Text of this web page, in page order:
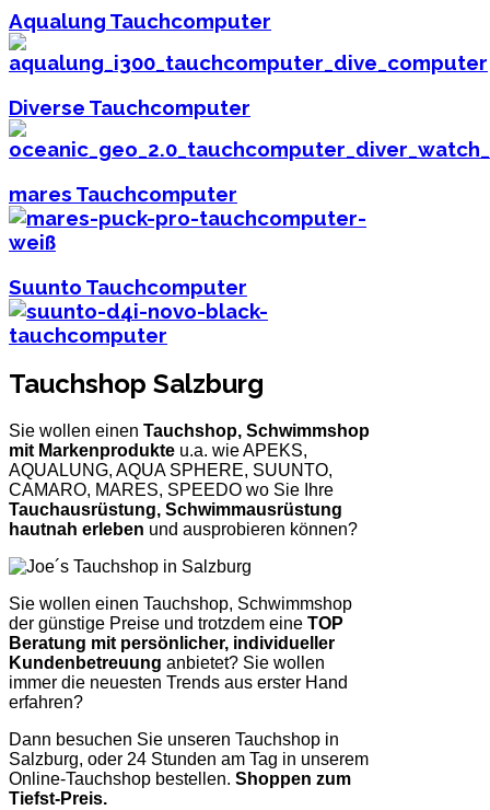
Aqualung Tauchcomputer
Diverse Tauchcomputer
mares Tauchcomputer
Suunto Tauchcomputer
Tauchshop Salzburg
Sie wollen einen Tauchshop, Schwimmshop
mit Markenprodukte u.a. wie APEKS,
AQUALUNG, AQUA SPHERE, SUUNTO,
CAMARO, MARES, SPEEDO wo Sie Ihre
Tauchausrüstung, Schwimmausrüstung
hautnah erleben und ausprobieren können?
Sie wollen einen Tauchshop, Schwimmshop
der günstige Preise und trotzdem eine TOP
Beratung mit persönlicher, individueller
Kundenbetreuung anbietet? Sie wollen
immer die neuesten Trends aus erster Hand
erfahren?
Dann besuchen Sie unseren Tauchshop in
Salzburg, oder 24 Stunden am Tag in unserem
Online-Tauchshop bestellen. Shoppen zum
Tiefst-Preis.